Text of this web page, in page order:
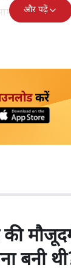
आ जाए।
और पढ़ें
करें
बनी